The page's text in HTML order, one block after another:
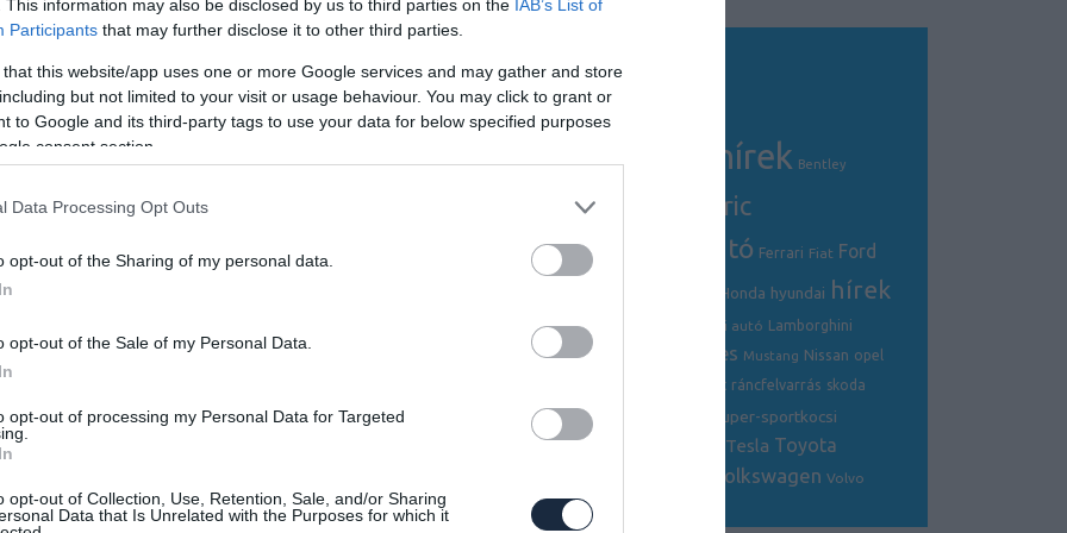
This information may also be disclosed by us to third parties on the IAB’s List of
Participants that may further disclose it to other third parties.
that this website/app uses one or more Google services and may gather and store
but not limited to your visit or usage behaviour. You may click to grant or
to Google and its third-party tags to use your data for below specified purposes
consent section.
Data Processing Opt Outs
opt-out of the Sharing of my personal data.
opt-out of the Sale of my Personal Data.
opt-out of processing my Personal Data for Targeted
opt-out of Collection, Use, Retention, Sale, and/or Sharing
Data that Is Unrelated with the Purposes for which it
kettős megközelítést: belső égésű, plug-in hibrid
hogy minden igényt kielégítsen.
Tagfelhő
AMG Audi autós hírek Bentley
BMW electric
elektromos autó Ferrari Fiat Ford
Honda hyundai hírek
Jaguar kínai autó
Lamborghini
mazda
Mercedes Mustang Nissan opel
Renault ráncfelvarrás skoda
sportkocsi szuper-sportkocsi
Tesla Toyota
Volkswagen Volvo